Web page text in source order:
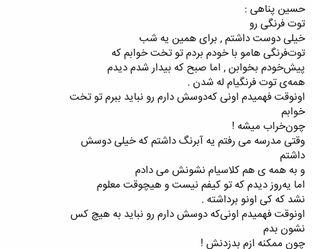
ﺣﺴﻴﻦ ﭘﻨﺎﻫﻰ :
ﺗﻮﺕ ﻓﺮﻧﮕﯽ ﺭﻭ
ﺧﯿﻠﯽ ﺩﻭﺳﺖ ﺩﺍﺷﺘﻢ , ﺑﺮﺍﯼ ﻫﻤﯿﻦ ﯾﻪ ﺷﺐ
ﺗﻮﺕﻓﺮﻧﮕﯽ ﻫﺎﻣﻮ ﺑﺎ ﺧﻮﺩﻡ ﺑﺮﺩﻡ ﺗﻮ ﺗﺨﺖ ﺧﻮﺍﺑﻢ ﮐﻪ
ﭘﯿﺶﺧﻮﺩﻡ ﺑﺨﻮﺍﺑﻦ , ﺍﻣﺎ ﺻﺒﺢ ﮐﻪ ﺑﯿﺪﺍﺭ ﺷﺪﻡ ﺩﯾﺪﻡ
ﻫﻤﻪﯼ ﺗﻮﺕ ﻓﺮﻧﮕﯿﺎﻡ ﻟﻪ ﺷﺪﻥ .
ﺍﻭﻧﻮﻗﺖ ﻓﻬﻤﯿﺪﻡ ﺍﻭﻧﯽ ﮐﻪﺩﻭﺳﺶ ﺩﺍﺭﻡ ﺭﻭ ﻧﺒﺎﯾﺪ ﺑﺒﺮﻡ ﺗﻮ ﺗﺨﺖ
ﺧﻮﺍﺑﻢ
ﭼﻮﻥﺧﺮﺍﺏ ﻣﯿﺸﻪ !
ﻭﻗﺘﯽ ﻣﺪﺭﺳﻪ ﻣﯽ ﺭﻓﺘﻢ ﯾﻪ ﺁﺑﺮﻧﮓ ﺩﺍﺷﺘﻢ ﮐﻪ ﺧﯿﻠﯽ ﺩﻭﺳﺶ
ﺩﺍﺷﺘﻢ
ﻭ ﺑﻪ ﻫﻤﻪ ﯼ ﻫﻢ ﮐﻼﺳﯿﺎﻡ ﻧﺸﻮﻧﺶ ﻣﯽ ﺩﺍﺩﻡ
ﺍﻣﺎ ﯾﻪﺭﻭﺯ ﺩﯾﺪﻡ ﮐﻪ ﺗﻮ ﮐﯿﻔﻢ ﻧﯿﺴﺖ ﻭ ﻫﯿﭽﻮﻗﺖ ﻣﻌﻠﻮﻡ
ﻧﺸﺪ ﮐﻪ ﮐﯽ ﺍﻭﻧﻮ ﺑﺮﺩﺍﺷﺘﻪ .
ﺍﻭﻧﻮﻗﺖ ﻓﻬﻤﯿﺪﻡ ﺍﻭﻧﯽﮐﻪ ﺩﻭﺳﺶ ﺩﺍﺭﻡ ﺭﻭ ﻧﺒﺎﯾﺪ ﺑﻪ ﻫﯿﭻ ﮐﺲ
ﻧﺸﻮﻥ ﺑﺪﻡ
ﭼﻮﻥ ﻣﻤﮑﻨﻪ ﺍﺯﻡ ﺑﺪﺯﺩﻧﺶ !